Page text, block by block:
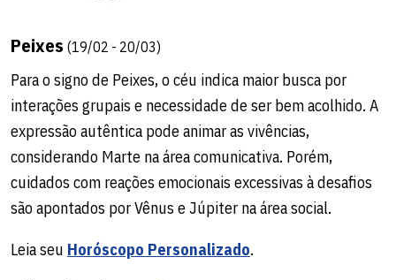
Peixes (19/02 - 20/03)
Para o signo de Peixes, o céu indica maior busca por
interações grupais e necessidade de ser bem acolhido. A
expressão autêntica pode animar as vivências,
considerando Marte na área comunicativa. Porém,
cuidados com reações emocionais excessivas à desafios
são apontados por Vênus e Júpiter na área social.
Leia seu Horóscopo Personalizado.